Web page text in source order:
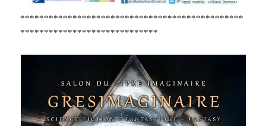
***********************************************
*****************************